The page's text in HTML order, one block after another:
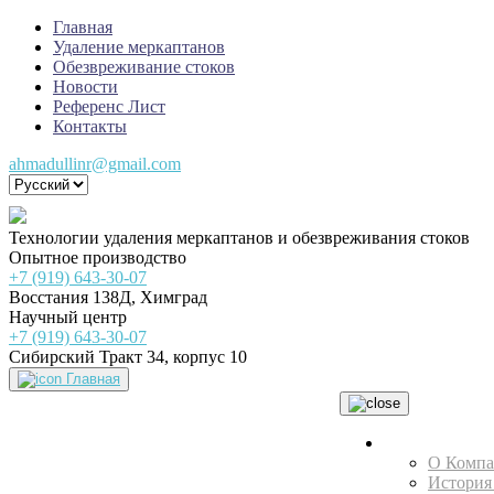
Главная
Удаление меркаптанов
Обезвреживание стоков
Новости
Референс Лист
Контакты
ahmadullinr@gmail.com
Технологии удаления меркаптанов и обезвреживания стоков
Опытное производство
+7 (919) 643-30-07
Восстания 138Д, Химград
Научный центр
+7 (919) 643-30-07
Сибирский Тракт 34, корпус 10
Главная
О
История